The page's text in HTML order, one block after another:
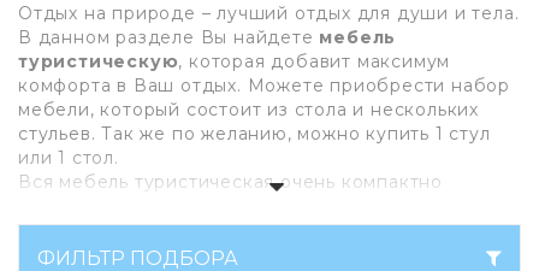
Отдых на природе – лучший отдых для души и тела.
В данном разделе Вы найдете мебель
туристическую, которая добавит максимум
комфорта в Ваш отдых. Можете приобрести набор
мебели, который состоит из стола и нескольких
стульев. Так же по желанию, можно купить 1 стул
или 1 стол.
Вся мебель туристическая очень компактно
транспортировке.
ФИЛЬТР ПОДБОРА